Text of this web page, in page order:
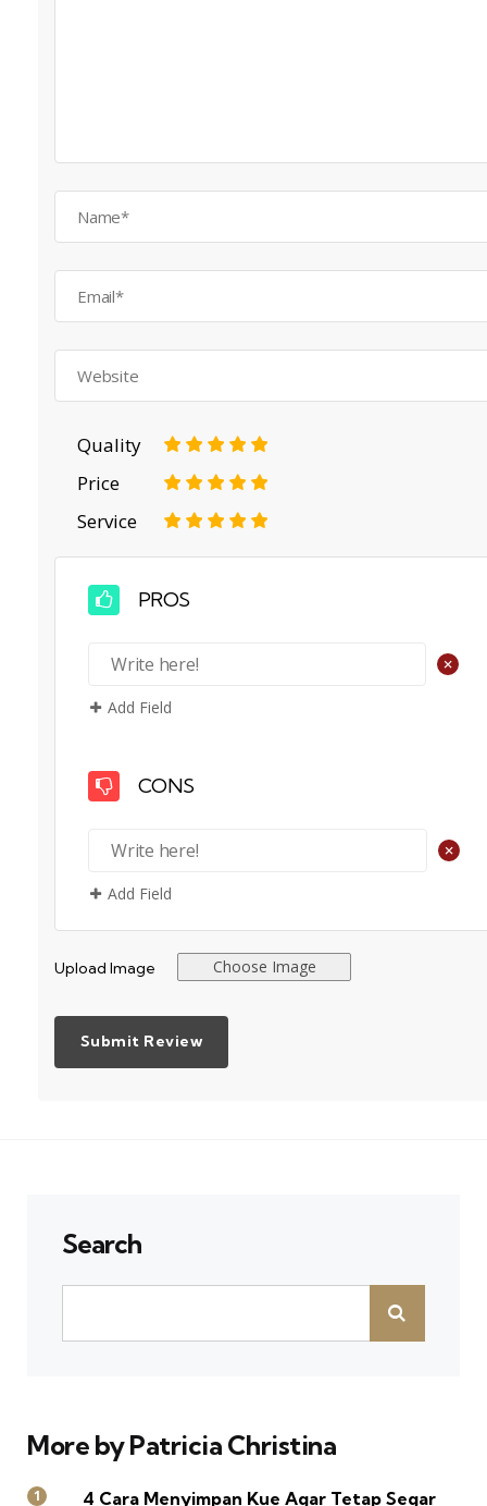
Quality 5
4
3
2
Price 5
4
3
2
Service 5
4
3
2
PROS
+
Add Field
CONS
+
Add Field
Upload Image Choose Image
Search
More by Patricia Christina
4 Cara Menyimpan Kue Agar Tetap Segar